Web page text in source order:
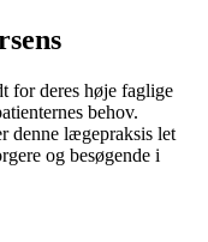
for deres høje faglige
behov.
denne lægepraksis let
og besøgende i